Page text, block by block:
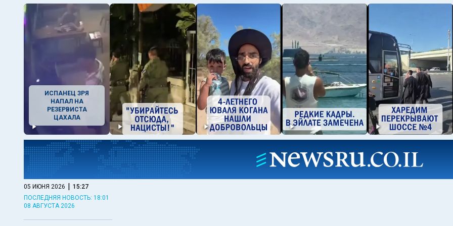
ИСПАНЕЦ ЗРЯ
НАПАЛ НА
РЕЗЕРВИСТА
ЦАХАЛА
05 ИЮНЯ 2026 | 15:27
ПОСЛЕДНЯЯ НОВОСТЬ: 18:01
08 АВГУСТА 2026